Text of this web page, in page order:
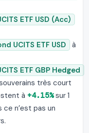
ETF USD (Acc)
UCITS ETF USD
à
ETF GBP Hedged
très court
à +4.15%sur 1
ce n’est pas un